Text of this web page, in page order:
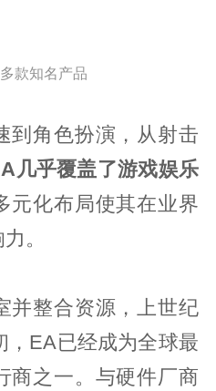
款知名产品
到角色扮演，从射击
几乎覆盖了游戏娱乐
元化布局使其在业界
。
并整合资源，上世纪
，EA已经成为全球最
商之一。与硬件厂商